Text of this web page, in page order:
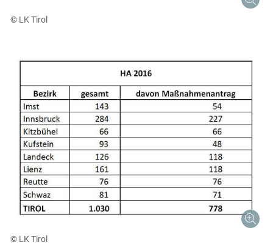
© LK Tirol
© LK Tirol